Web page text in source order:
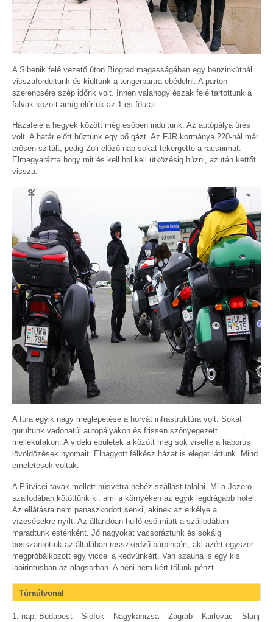
A Sibenik felé vezető úton Biograd magasságában egy benzinkútnál
visszafordultunk és kiültünk a tengerpartra ebédelni. A parton
szerencsére szép időnk volt. Innen valahogy észak felé tartottunk a
falvak között amíg elértük az 1-es főutat.
Hazafelé a hegyek között még esőben indultunk. Az autópálya üres
volt. A határ előtt húztunk egy bő gázt. Az FJR kormánya 220-nál már
erősen szitált, pedig Zoli előző nap sokat tekergette a racsnimat.
Elmagyarázta hogy mit és kell hol kell ütközésig húzni, azután kettőt
vissza.
A túra egyik nagy meglepetése a horvát infrastruktúra volt. Sokat
gurultunk vadonatúj autópályákon és frissen szőnyegezett
mellékutakon. A vidéki épületek a között még sok viselte a háborús
lövöldözések nyomait. Elhagyott félkész házat is eleget láttunk. Mind
emeletesek voltak.
A Plitvicei-tavak mellett húsvétra nehéz szállást találni. Mi a Jezero
szállodában kötöttünk ki, ami a környéken az egyik legdrágább hotel.
Az ellátásra nem panaszkodott senki, akinek az erkélye a
vízesésekre nyílt. Az állandóan hulló eső miatt a szállodában
maradtunk esténként. Jó nagyokat vacsoráztunk és sokáig
bosszantottuk az általában rosszkedvű bárpincért, aki azért egyszer
megpróbálkozott egy viccel a kedvünkért. Van szauna is egy kis
labirintusban az alagsorban. A néni nem kért tőlünk pénzt.
Túraútvonal
1. nap: Budapest – Siófok – Nagykanizsa – Zágráb – Karlovac – Slunj